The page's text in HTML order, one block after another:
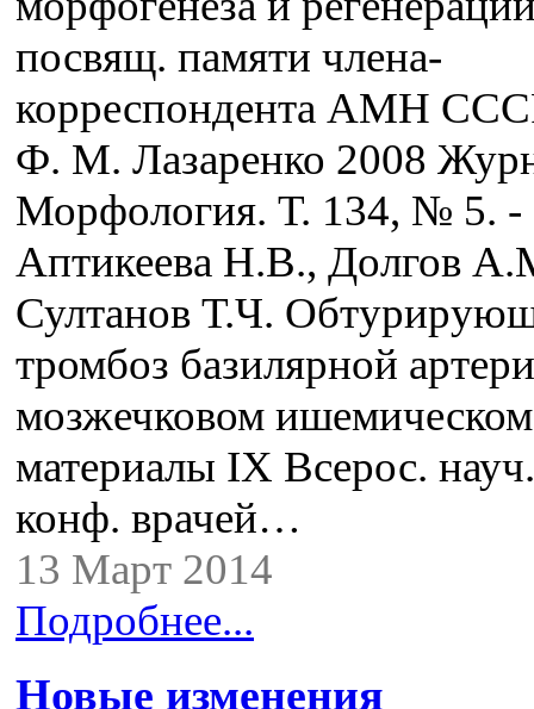
посвящ. памяти члена-
корреспондента АМН
Ф. М. Лазаренко 2008
Морфология. Т. 134, № 5. -
Аптикеева Н.В., Долгов
Султанов Т.Ч.
тромбоз базилярной
мозжечковом ишемическом
материалы IX Всерос.
конф. врачей…
13 Март 2014
Подробнее...
Новые изменения